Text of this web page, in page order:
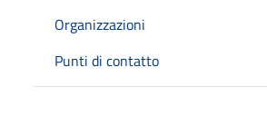
Organizzazioni
Punti di contatto